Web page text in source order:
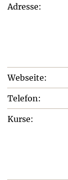
Adresse:
Webseite:
Telefon:
Kurse: